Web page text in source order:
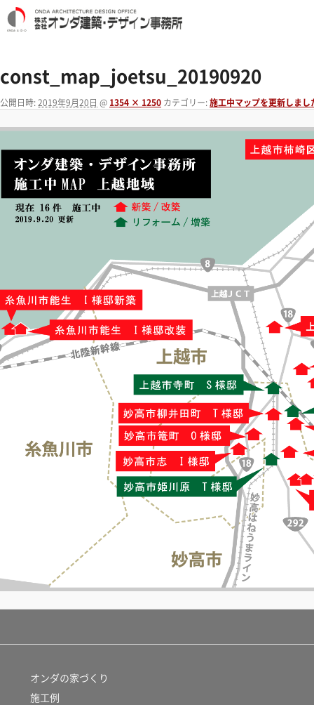
const_map_joetsu_20190920
公開日時: 2019年9月20日 @ 1354 × 1250 カテゴリー: 施工中マップを更新しまし
オンダの家づくり
施工例